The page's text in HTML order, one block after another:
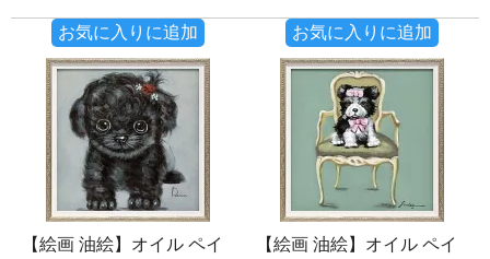
お気に入りに追加 お気に入りに追加
【絵画 油絵】オイル ペイ
【絵画 油絵】オイル ペイ